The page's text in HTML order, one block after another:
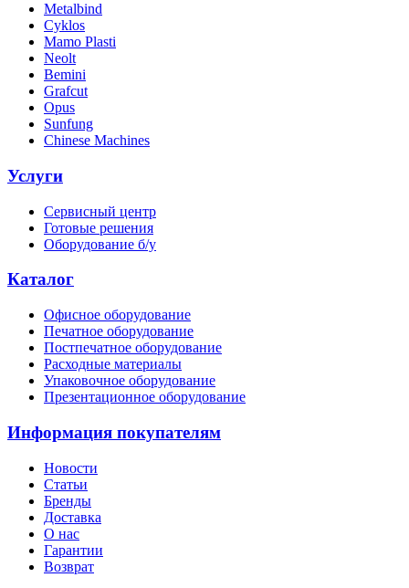
Metalbind
Cyklos
Mamo Plasti
Neolt
Bemini
Grafcut
Opus
Sunfung
Chinese Machines
Услуги
Сервисный центр
Готовые решения
Оборудование б/у
Каталог
Офисное оборудование
Печатное оборудование
Постпечатное оборудование
Расходные материалы
Упаковочное оборудование
Презентационное оборудование
Информация покупателям
Новости
Статьи
Бренды
Доставка
О нас
Гарантии
Возврат